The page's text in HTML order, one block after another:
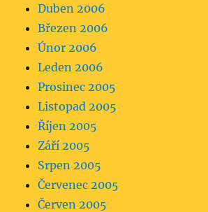
Duben 2006
Březen 2006
Únor 2006
Leden 2006
Prosinec 2005
Listopad 2005
Říjen 2005
Září 2005
Srpen 2005
Červenec 2005
Červen 2005